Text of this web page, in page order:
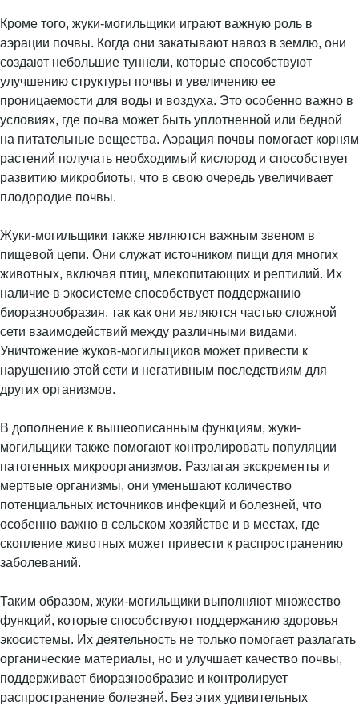
Кроме того, жуки-могильщики играют важную роль в
аэрации почвы. Когда они закатывают навоз в землю, они
создают небольшие туннели, которые способствуют
улучшению структуры почвы и увеличению ее
проницаемости для воды и воздуха. Это особенно важно в
условиях, где почва может быть уплотненной или бедной
на питательные вещества. Аэрация почвы помогает корням
растений получать необходимый кислород и способствует
развитию микробиоты, что в свою очередь увеличивает
плодородие почвы.
Жуки-могильщики также являются важным звеном в
пищевой цепи. Они служат источником пищи для многих
животных, включая птиц, млекопитающих и рептилий. Их
наличие в экосистеме способствует поддержанию
биоразнообразия, так как они являются частью сложной
сети взаимодействий между различными видами.
Уничтожение жуков-могильщиков может привести к
нарушению этой сети и негативным последствиям для
других организмов.
В дополнение к вышеописанным функциям, жуки-
могильщики также помогают контролировать популяции
патогенных микроорганизмов. Разлагая экскременты и
мертвые организмы, они уменьшают количество
потенциальных источников инфекций и болезней, что
особенно важно в сельском хозяйстве и в местах, где
скопление животных может привести к распространению
заболеваний.
Таким образом, жуки-могильщики выполняют множество
функций, которые способствуют поддержанию здоровья
экосистемы. Их деятельность не только помогает разлагать
органические материалы, но и улучшает качество почвы,
поддерживает биоразнообразие и контролирует
распространение болезней. Без этих удивительных